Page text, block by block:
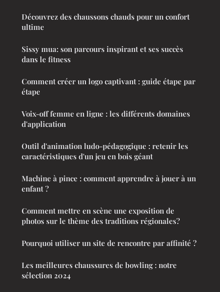
Découvrez des chaussons chauds pour un confort
ultime
Sissy mua: son parcours inspirant et ses succès
dans le fitness
Comment créer un logo captivant : guide étape par
étape
Voix-off femme en ligne : les différents domaines
d'application
Outil d'animation ludo-pédagogique : retenir les
caractéristiques d'un jeu en bois géant
Machine à pince : comment apprendre à jouer à un
enfant ?
Comment mettre en scène une exposition de
photos sur le thème des traditions régionales?
Pourquoi utiliser un site de rencontre par affinité ?
Les meilleures chaussures de bowling : notre
sélection 2024